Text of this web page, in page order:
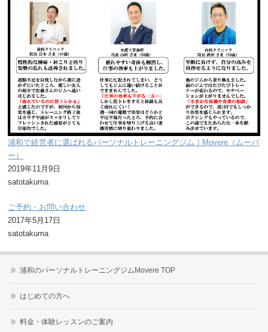
浦和で経営者に選ばれるパーソナルトレーニングジム｜Movere（ムーバ
ー）
2019年11月9日
satotakuma
ご予約・お問い合わせ
2017年5月17日
satotakuma
浦和のパーソナルトレーニングジムMovere TOP
はじめての方へ
料金・体験レッスンのご案内